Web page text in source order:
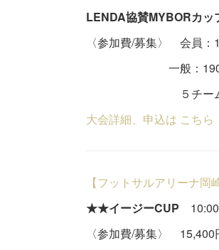
LENDA協賛MYBORカッ
〈参加費/募集〉 会員：
一般：
５チー
大会詳細、申込は こちら
【フットサルアリーナ岡
★★イージーCUP
〈参加費/募集〉 15,400